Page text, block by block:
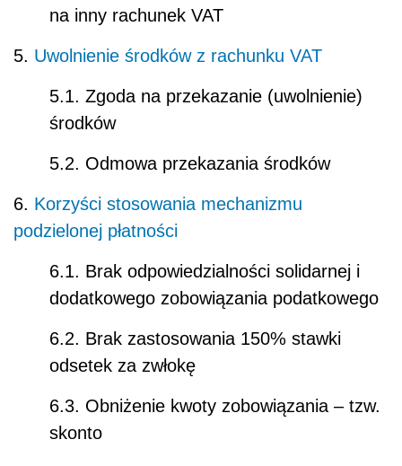
na inny rachunek VAT
5. Uwolnienie środków z rachunku VAT
5.1. Zgoda na przekazanie (uwolnienie)
środków
5.2. Odmowa przekazania środków
6. Korzyści stosowania mechanizmu
podzielonej płatności
6.1. Brak odpowiedzialności solidarnej i
dodatkowego zobowiązania podatkowego
6.2. Brak zastosowania 150% stawki
odsetek za zwłokę
6.3. Obniżenie kwoty zobowiązania – tzw.
skonto